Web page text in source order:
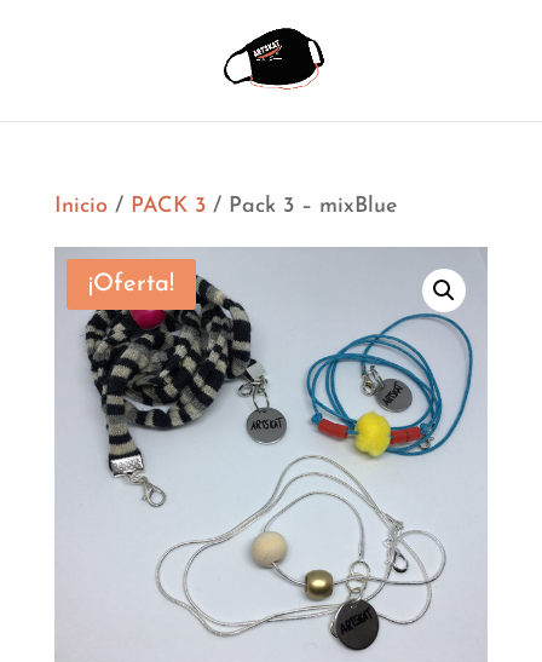
Inicio / PACK 3/ Pack 3 – mixBlue
¡Oferta!